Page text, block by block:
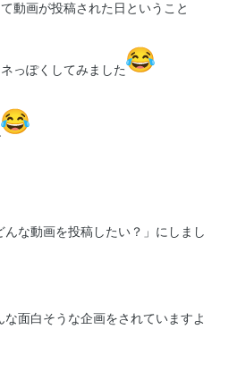
動画が投稿された日ということ
っぽくしてみました
んな動画を投稿したい？」にしまし
面白そうな企画をされていますよ